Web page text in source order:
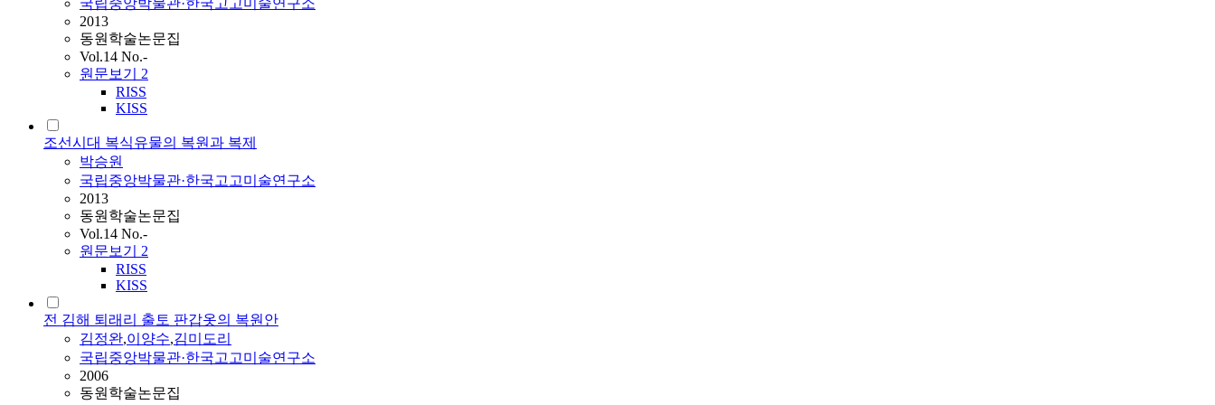
국립중앙박물관·한국고고미술연구소
2013
동원학술논문집
Vol.14 No.-
원문보기 2
RISS
KISS
조선시대 복식유물의 복원과 복제
박승원
국립중앙박물관·한국고고미술연구소
2013
동원학술논문집
Vol.14 No.-
원문보기 2
RISS
KISS
전 김해 퇴래리 출토 판갑옷의 복원안
김정완,이양수,김미도리
국립중앙박물관·한국고고미술연구소
2006
동원학술논문집